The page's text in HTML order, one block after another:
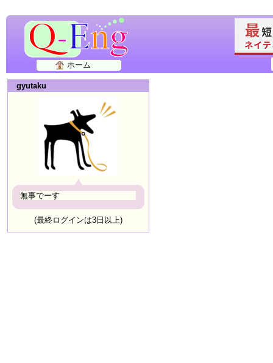
ホーム
gyutaku
無事でーす
(最終ログインは3日以上)